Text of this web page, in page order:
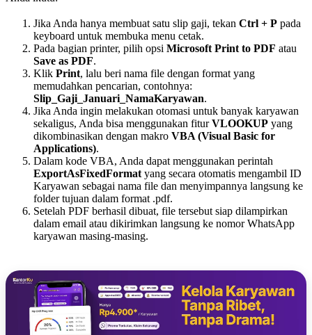
Jika Anda hanya membuat satu slip gaji, tekan Ctrl + P pada
keyboard untuk membuka menu cetak.
Pada bagian printer, pilih opsi Microsoft Print to PDF atau
Save as PDF.
Klik Print, lalu beri nama file dengan format yang
memudahkan pencarian, contohnya:
Slip_Gaji_Januari_NamaKaryawan.
Jika Anda ingin melakukan otomasi untuk banyak karyawan
sekaligus, Anda bisa menggunakan fiturVLOOKUP yang
dikombinasikan dengan makro VBA (Visual Basic for
Applications).
Dalam kode VBA, Anda dapat menggunakan perintah
ExportAsFixedFormat yang secara otomatis mengambil ID
Karyawan sebagai nama file dan menyimpannya langsung ke
folder tujuan dalam format .pdf.
Setelah PDF berhasil dibuat, file tersebut siap dilampirkan
dalam email atau dikirimkan langsung ke nomor WhatsApp
karyawan masing-masing.